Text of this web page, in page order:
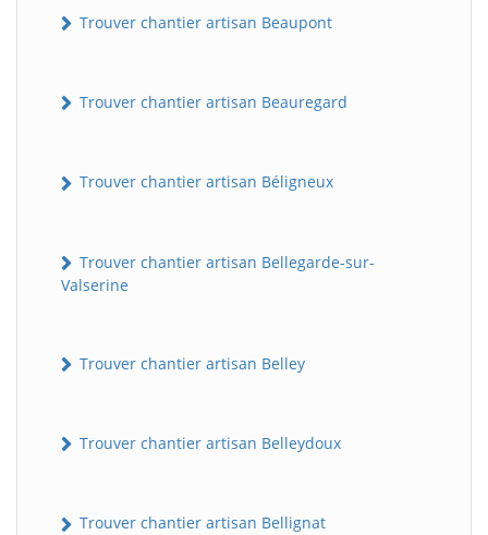
Trouver chantier artisan Beaupont
Trouver chantier artisan Beauregard
Trouver chantier artisan Béligneux
Trouver chantier artisan Bellegarde-sur-
Valserine
Trouver chantier artisan Belley
Trouver chantier artisan Belleydoux
Trouver chantier artisan Bellignat